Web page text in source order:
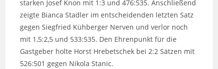
starken Josef Knon mit 1:3 und 476:535. Anschließend
zeigte Bianca Stadler im entscheidenden letzten Satz
gegen Siegfried Kühberger Nerven und verlor noch
mit 1,5:2,5 und 533:535. Den Ehrenpunkt für die
Gastgeber holte Horst Hrebetschek bei 2:2 Sätzen mit
526:501 gegen Nikola Stanic.